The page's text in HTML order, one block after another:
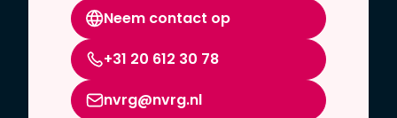
Neem contact op
+31 20 612 30 78
nvrg@nvrg.nl